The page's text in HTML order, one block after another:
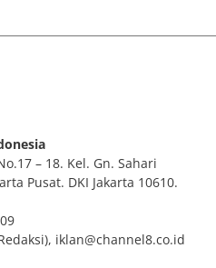
– 18. Kel. Gn. Sahari
Pusat. DKI Jakarta 10610.
iklan@channel8.co.id